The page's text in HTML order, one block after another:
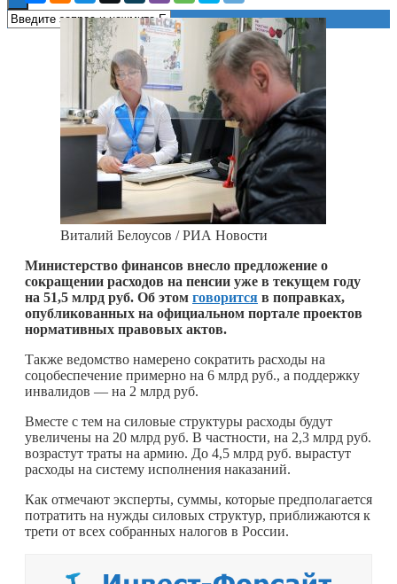
Виталий Белоусов / РИА Новости
Министерство финансов внесло предложение о
сокращении расходов на пенсии уже в текущем году
на 51,5 млрд руб. Об этом говорится в поправках,
опубликованных на официальном портале проектов
нормативных правовых актов.
Также ведомство намерено сократить расходы на
соцобеспечение примерно на 6 млрд руб., а поддержку
инвалидов — на 2 млрд руб.
Вместе с тем на силовые структуры расходы будут
увеличены на 20 млрд руб. В частности, на 2,3 млрд руб.
возрастут траты на армию. До 4,5 млрд руб. вырастут
расходы на систему исполнения наказаний.
Как отмечают эксперты, суммы, которые предполагается
потратить на нужды силовых структур, приближаются к
трети от всех собранных налогов в России.